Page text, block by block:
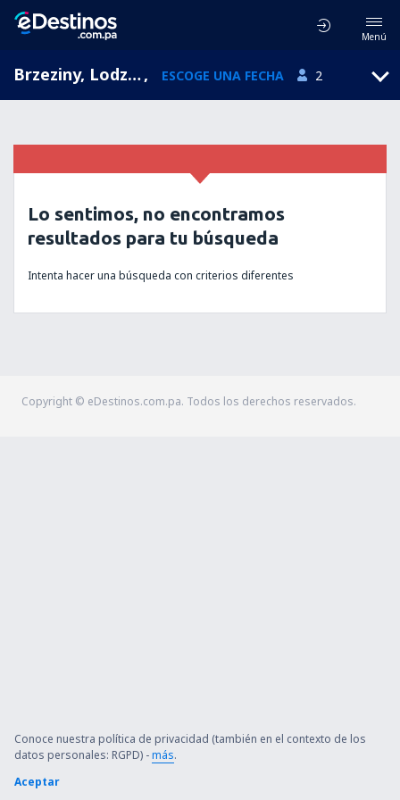
Menú
Brzeziny, Lodzkie, Polonia, ESCOGE UNA FECHA 2
Lo sentimos, no encontramos
resultados para tu búsqueda
Intenta hacer una búsqueda con criterios diferentes
Copyright © eDestinos.com.pa. Todos los derechos reservados.
Conoce nuestra política de privacidad (también en el contexto de los
datos personales: RGPD) -más.
Aceptar